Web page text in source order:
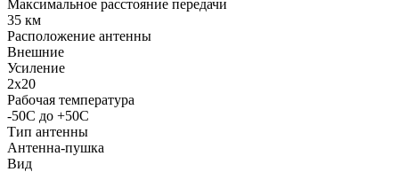
Максимальное расстояние передачи
35 км
Расположение антенны
Внешние
Усиление
2х20
Рабочая температура
-50С до +50С
Тип антенны
Антенна-пушка
Вид